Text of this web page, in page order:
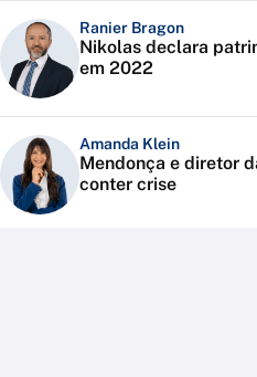
Ranier Bragon
Nikolas declara
em 2022
Amanda Klein
Mendonça e diretor
conter crise